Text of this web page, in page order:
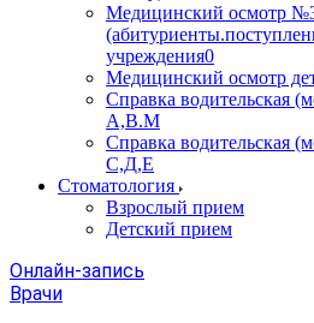
Медицинский осмотр
учреждения0
Медицинский осмотр
Справка водительская
А,В.М
Справка водительская
С,Д,Е
Стоматология
Взрослый прием
Детский прием
Онлайн-запись
Врачи